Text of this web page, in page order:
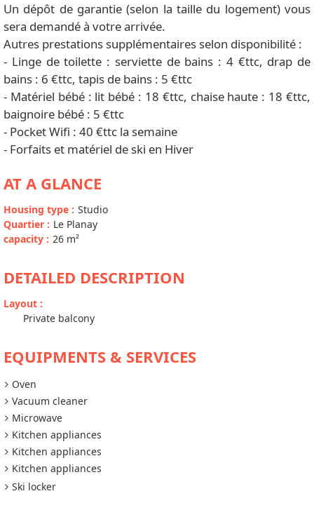
Un dépôt de garantie (selon la taille du logement) vous
sera demandé à votre arrivée.
Autres prestations supplémentaires selon disponibilité :
- Linge de toilette : serviette de bains : 4 €ttc, drap de
bains : 6 €ttc, tapis de bains : 5 €ttc
- Matériel bébé : lit bébé : 18 €ttc, chaise haute : 18 €ttc,
baignoire bébé : 5 €ttc
- Pocket Wifi : 40 €ttc la semaine
- Forfaits et matériel de ski en Hiver
AT A GLANCE
Housing type : Studio
Quartier : Le Planay
capacity : 26 m²
DETAILED DESCRIPTION
Layout :
Private balcony
EQUIPMENTS & SERVICES
Oven
Vacuum cleaner
Microwave
Kitchen appliances
Kitchen appliances
Kitchen appliances
Ski locker